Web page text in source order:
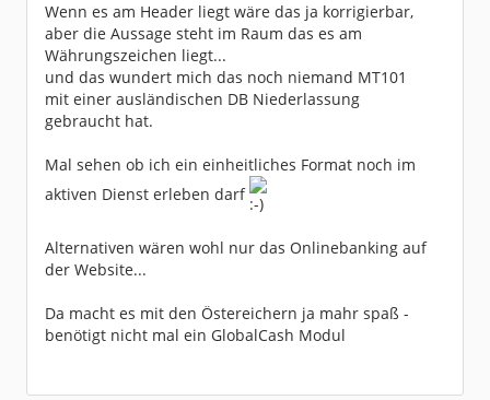
Wenn es am Header liegt wäre das ja korrigierbar,
aber die Aussage steht im Raum das es am
Währungszeichen liegt...
und das wundert mich das noch niemand MT101
mit einer ausländischen DB Niederlassung
gebraucht hat.
Mal sehen ob ich ein einheitliches Format noch im
aktiven Dienst erleben darf
Alternativen wären wohl nur das Onlinebanking auf
der Website...
Da macht es mit den Östereichern ja mahr spaß -
benötigt nicht mal ein GlobalCash Modul